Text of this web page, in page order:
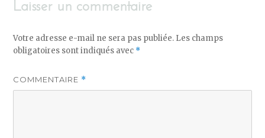
Laisser un commentaire
Votre adresse e-mail ne sera pas publiée. Les champs
obligatoires sont indiqués avec *
COMMENTAIRE *